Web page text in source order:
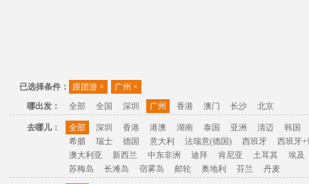
已选择条件： 跟团游 × 广州 ×
哪出发：
全部 全国 深圳 广州 香港 澳门 长沙 北京
去哪儿： 全部 深圳 香港 港澳 湖南 泰国 亚洲 清迈
韩国
希腊
瑞士 德国 意大利 法瑞意(德国) 西班牙
西班牙+
澳大利亚
新西兰 中东非洲 迪拜 肯尼亚 土耳其
埃及
苏梅岛
长滩岛 宿雾岛 邮轮 奥地利 芬兰 丹麦